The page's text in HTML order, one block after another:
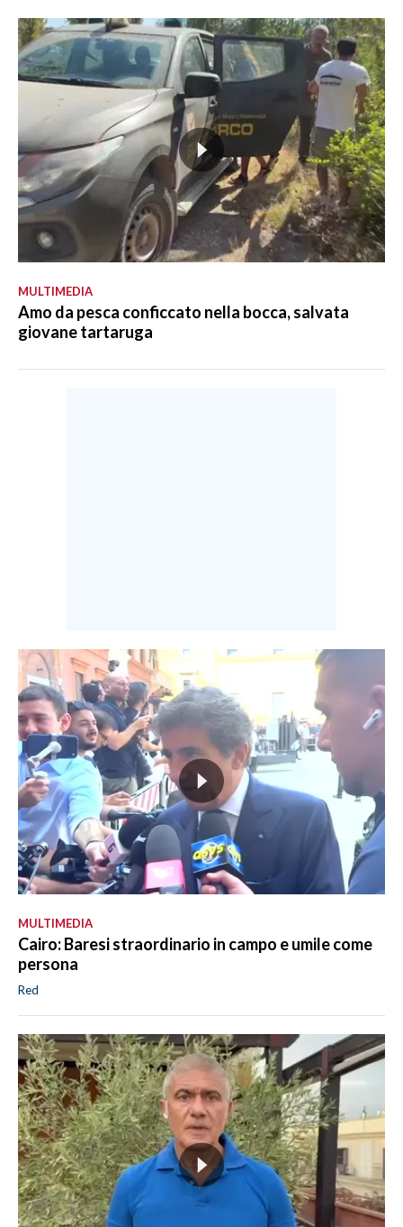
MULTIMEDIA
Amo da pesca conficcato nella bocca, salvata
giovane tartaruga
MULTIMEDIA
Cairo: Baresi straordinario in campo e umile come
persona
Red